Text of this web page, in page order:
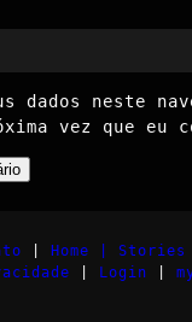
dados neste
vez que eu
Home | Stories
Login